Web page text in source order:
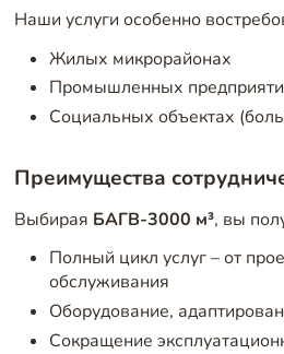
Наши услуги особенно
Жилых микрорайонах
Промышленных
Социальных объектах
Преимущества
Выбирая БАГВ-3000 м³, вы
Полный цикл услуг – от
обслуживания
Оборудование,
Сокращение